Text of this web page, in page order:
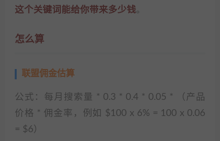
这个关键词能给你带来多少钱。
怎么算
联盟佣金估算
公式：每月搜索量 * 0.3 * 0.4 * 0.05 * （产品
价格 * 佣金率，例如 $100 x 6% = 100 x 0.06
= $6）